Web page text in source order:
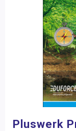
Pluswerk